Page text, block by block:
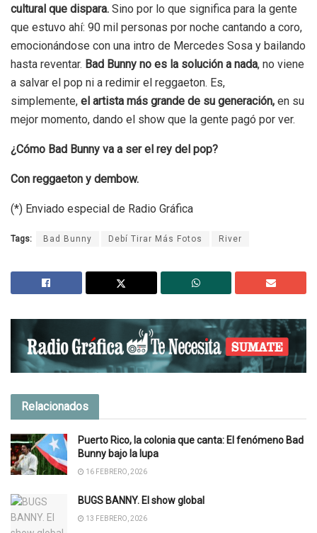
cultural que dispara. Sino por lo que significa para la gente
que estuvo ahí: 90 mil personas por noche cantando a coro,
emocionándose con una intro de Mercedes Sosa y bailando
hasta reventar. Bad Bunny no es la solución a nada, no viene
a salvar el pop ni a redimir el reggaeton. Es,
simplemente, el artista más grande de su generación, en su
mejor momento, dando el show que la gente pagó por ver.
¿Cómo Bad Bunny va a ser el rey del pop?
Con reggaeton y dembow.
(*) Enviado especial de Radio Gráfica
Tags: Bad Bunny Debí Tirar Más Fotos River
Relacionados
Puerto Rico, la colonia que canta: El fenómeno Bad
Bunny bajo la lupa
16 FEBRERO, 2026
BUGS BANNY. El show global
13 FEBRERO, 2026